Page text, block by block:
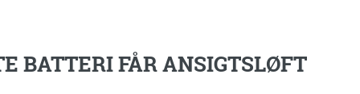
BATTERI FÅR ANSIGTSLØFT